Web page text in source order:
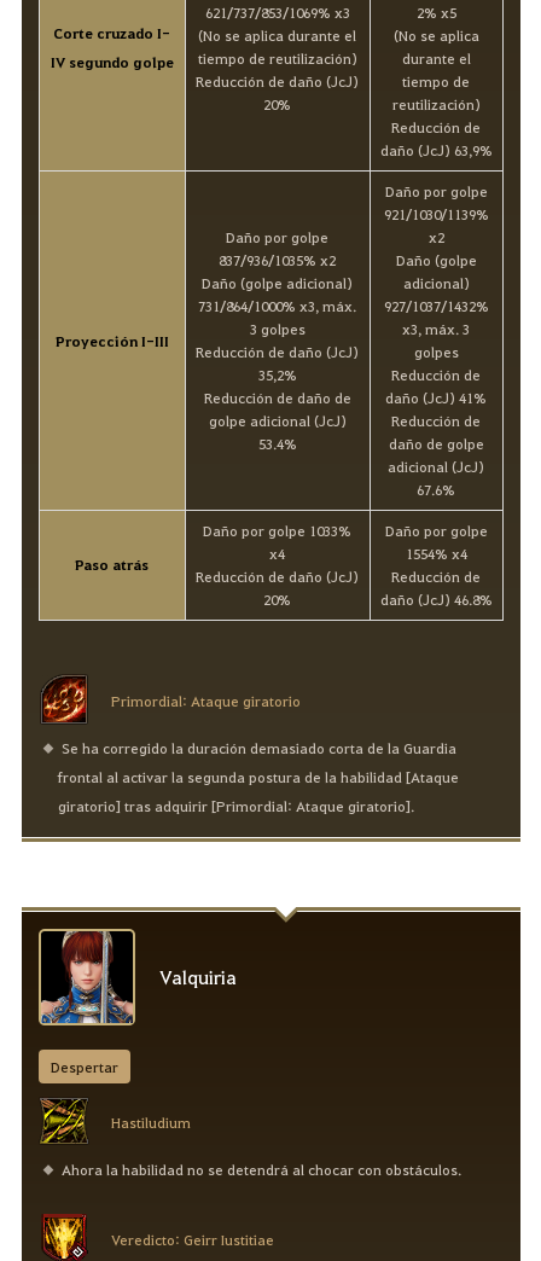
Corte cruzado I-
IV segundo golpe
621/737/853/1069% x3
(No se aplica durante el
tiempo de reutilización)
Reducción de daño (JcJ)
20%
2% x5
(No se aplica
durante el
tiempo de
reutilización)
Reducción de
daño (JcJ) 63,9%
Proyección I-III
Daño por golpe
837/936/1035% x2
Daño (golpe adicional)
731/864/1000% x3, máx.
3 golpes
Reducción de daño (JcJ)
35,2%
Reducción de daño de
golpe adicional (JcJ)
53.4%
Daño por golpe
921/1030/1139%
x2
Daño (golpe
adicional)
927/1037/1432%
x3, máx. 3
golpes
Reducción de
daño (JcJ) 41%
Reducción de
daño de golpe
adicional (JcJ)
67.6%
Paso atrás
Daño por golpe 1033%
x4
Reducción de daño (JcJ)
20%
Daño por golpe
1554% x4
Reducción de
daño (JcJ) 46.8%
Primordial: Ataque giratorio
Se ha corregido la duración demasiado corta de la Guardia
frontal al activar la segunda postura de la habilidad [Ataque
giratorio] tras adquirir [Primordial: Ataque giratorio].
Valquiria
Despertar
Hastiludium
Ahora la habilidad no se detendrá al chocar con obstáculos.
Veredicto: Geirr Iustitiae